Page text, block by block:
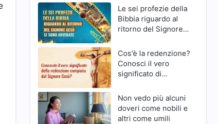
Le sei profezie della
Bibbia riguardo al
ritorno del Signore
avverate
Cos'è la redenzione?
Conosci il vero
significato di
Signore Gesù?
Non vedo più alcuni
doveri come nobili e
altri come umili